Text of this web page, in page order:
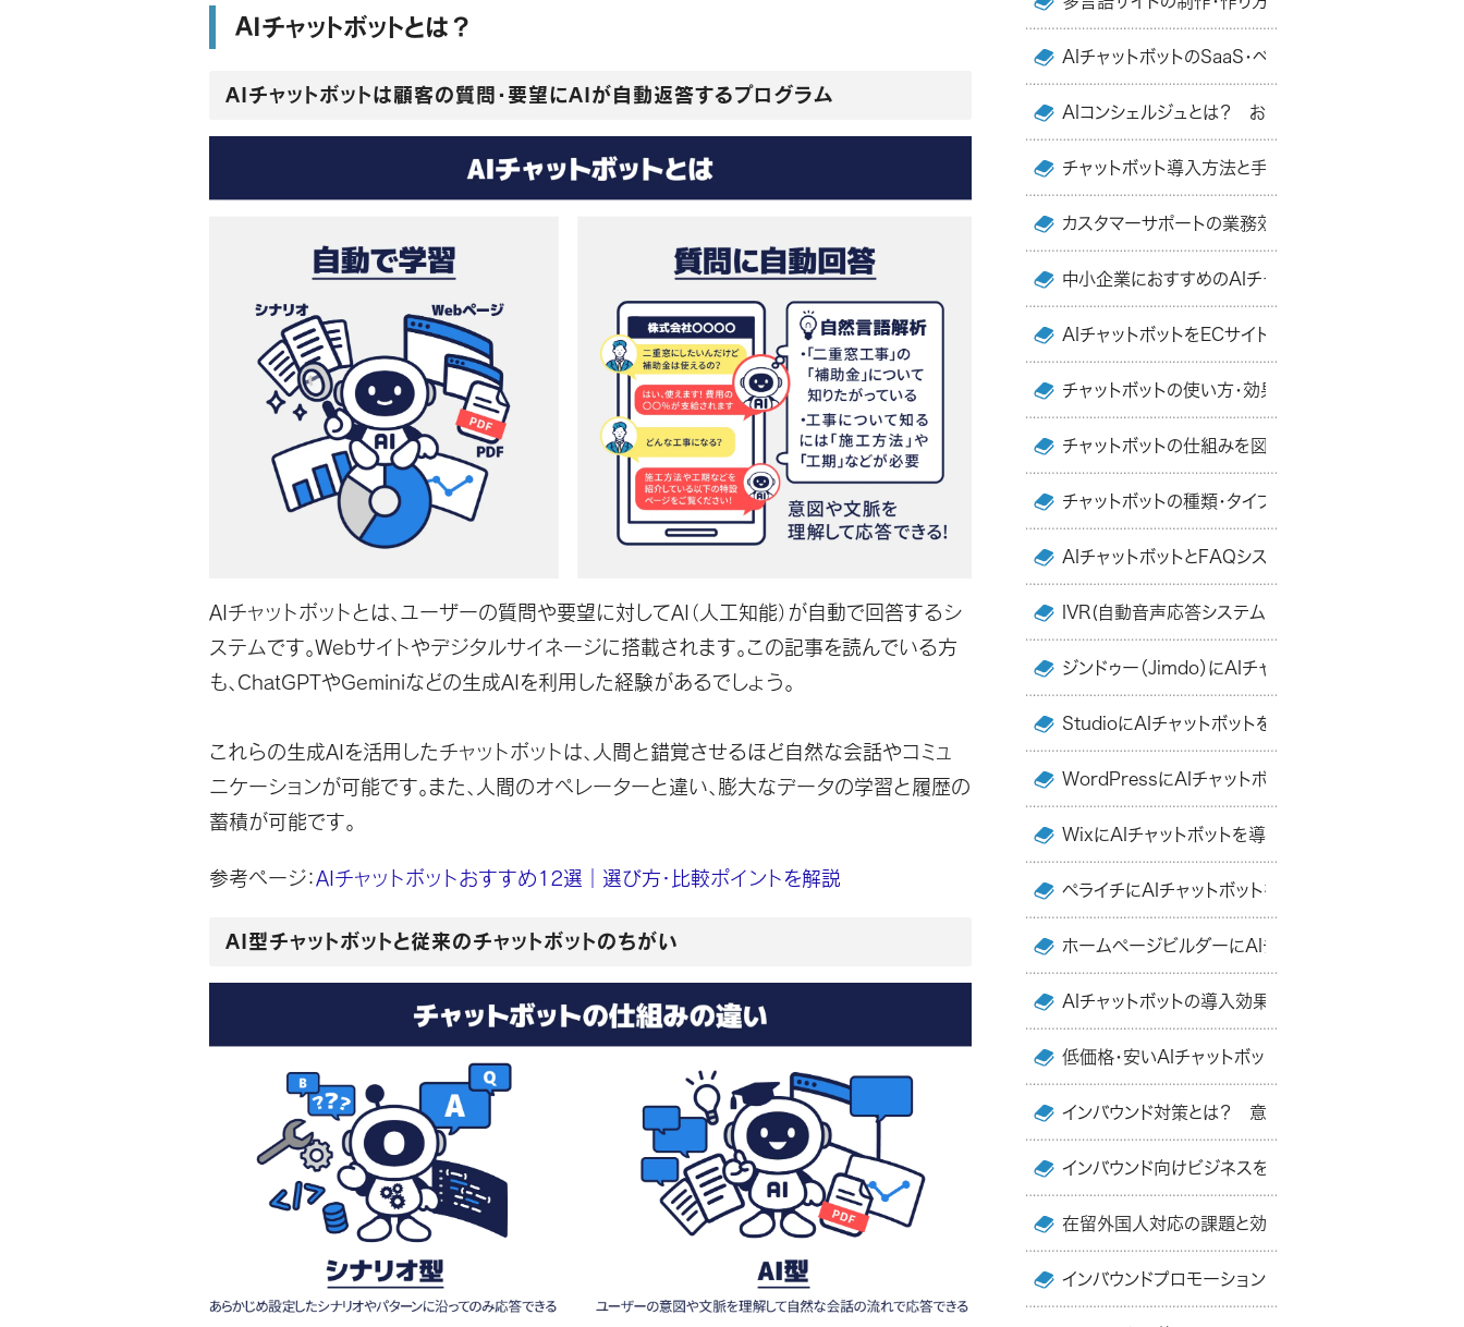
AIチャットボットとは？
AIチャットボットは顧客の質問・要望にAIが自動返答するプログラム
AIチャットボットとは、ユーザーの質問や要望に対してAI（人工知能）が自動で回答するシ
ステムです。Webサイトやデジタルサイネージに搭載されます。この記事を読んでいる方
も、ChatGPTやGeminiなどの生成AIを利用した経験があるでしょう。
これらの生成AIを活用したチャットボットは、人間と錯覚させるほど自然な会話やコミュ
ニケーションが可能です。また、人間のオペレーターと違い、膨大なデータの学習と履歴の
蓄積が可能です。
参考ページ： AIチャットボットおすすめ12選｜選び方・比較ポイントを解説
AI型チャットボットと従来のチャットボットのちがい
AIチャットボットのSaaS・ベンダー企業のおすすめ5
AIコンシェルジュとは？ おすすめサービスと事例・比
チャットボット導入方法と手順を初心者向けにまるっ
カスタマーサポートの業務効率化におすすめのAIチャ
中小企業におすすめのAIチャットボット7選・事例・比
AIチャットボットをECサイトに導入するメリット＆事例
チャットボットの使い方・効果的な運用方法を初心者
チャットボットの仕組みを図解で解説｜AI型・シナリオ
チャットボットの種類・タイプや特徴・仕組みとおすす
AIチャットボットとFAQシステムの違いをわかりやす
IVR(自動音声応答システム)とAIチャットボットの違
ジンドゥー（Jimdo）にAIチャットボットを導入する
StudioにAIチャットボットを導入する方法とおすすめ
WordPressにAIチャットボットを導入する方法と設
WixにAIチャットボットを導入する方法と設置手順・
ペライチにAIチャットボットを導入する方法とおすす
ホームページビルダーにAIチャットボットを導入する
AIチャットボットの導入効果・業務効率化のポイント
低価格・安いAIチャットボットのおすすめ5選・一覧・
インバウンド対策とは？ 意味とメリット・課題・おす
インバウンド向けビジネスを成功させるには？ 訪日
在留外国人対応の課題と効率化する方法・おすすめツ
インバウンドプロモーションとは？ 訪日外国人観光